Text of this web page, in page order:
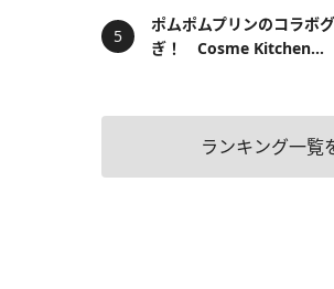
ポムポムプリンのコラボ
ぎ！ Cosme Kitchen...
ランキング一覧